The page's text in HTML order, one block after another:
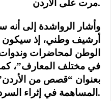
مرت على الأردن.
وأشار الرواشدة إلى
أرشيف وطني، إذ سيكون
الوطن لمحاضرات وندوات
في مختلف المعارف”،
بعنوان “قصص من
المساهمة في إثراء السردية.